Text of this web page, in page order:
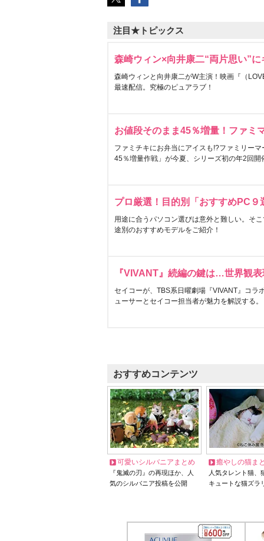
注目★トピックス
森崎ウィン×向井康二“両片思い”
森崎ウィンと向井康二がW主演！映画『（
最速配信。究極のピュアラブ！
お値段そのまま45％増量！ファミ
ファミチキにお弁当にアイスも!?ファミリー
45％増量作戦」が今夏、シリーズ初の年2回開
プロ厳選！目的別「おすすめPC９
用途に合うパソコン選びは意外と難しい。そ
途別のおすすめモデルをご紹介！
『VIVANT』続編の鍵は…世界観
セイコーが、TBS系日曜劇場『VIVANT』コラ
ューサーとセイコー担当者が魅力を解説する。
おすすめコンテンツ
可愛いシルバニアまとめ
『鬼滅の刃』の再現ほか、人
気のシルバニア投稿を公開
癒やしの猫ま
人気タレント猫
キュートな猫ズラ